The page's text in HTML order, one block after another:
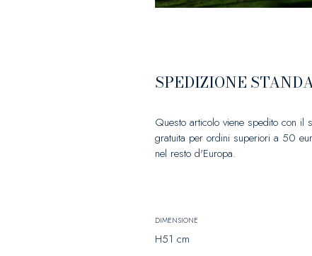
SPEDIZIONE
Questo articolo viene spedito con il
gratuita per ordini superiori a 50
nel resto d'Europa.
DIMENSIONE
H51 cm